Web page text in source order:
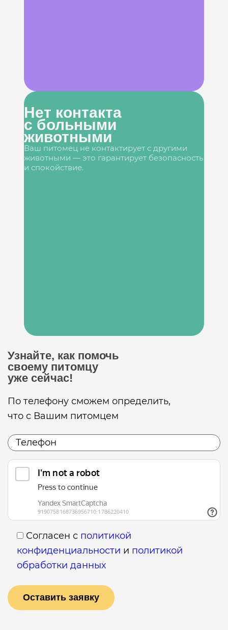
Нет контакта
с больными
животными
Ваш питомец не контактирует с другими
животными — это гарантирует безопасность
и спокойствие.
Узнайте, как помочь
своему питомцу
уже сейчас!
По телефону сможем определить,
что с Вашим питомцем
Согласен с политикой
конфиденциальности и политикой
обработки данных